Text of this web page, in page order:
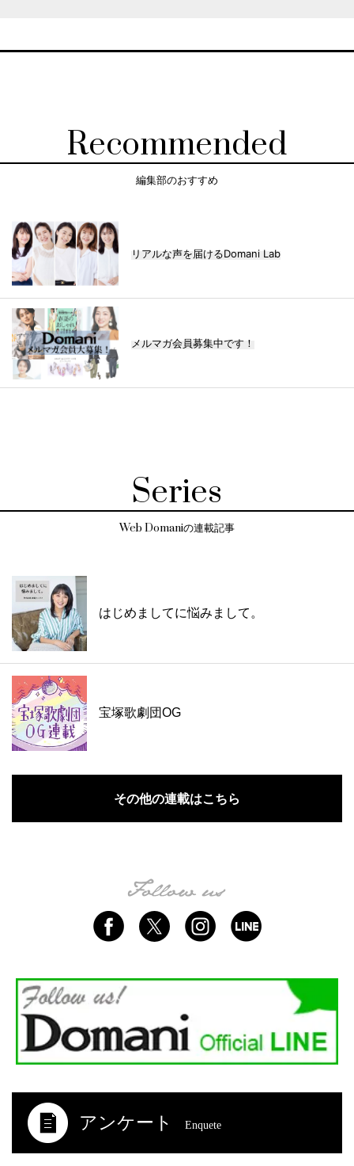
Recommended
編集部のおすすめ
リアルな声を届けるDomani Lab
メルマガ会員募集中です！
Series
Web Domaniの連載記事
はじめましてに悩みまして。
宝塚歌劇団OG
その他の連載はこちら
アンケート Enquete